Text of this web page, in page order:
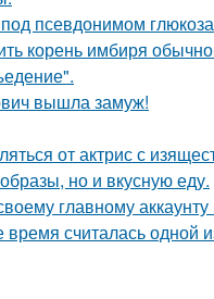
псевдонимом
корень имбиря
вышла замуж!
от актрис с
но и вкусную еду.
главному
считалась одной